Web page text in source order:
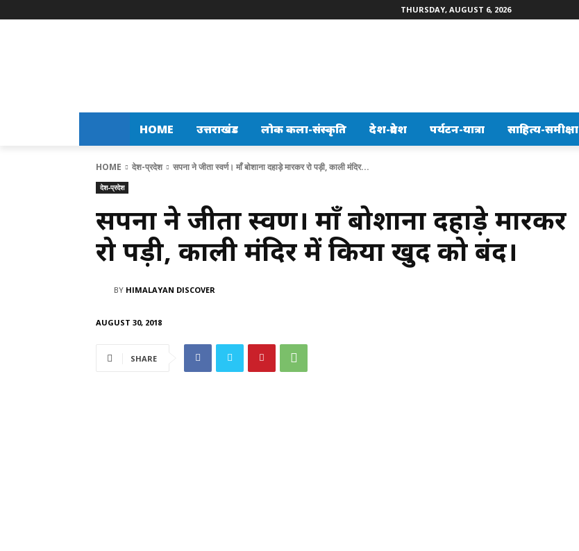
THURSDAY, AUGUST 6, 2026
HOME उत्तराखंड लोक कला-संस्कृति देश-प्रदेश पर्यटन-यात्रा साहित्य-समीक्षा
HOME देश-प्रदेश सपना ने जीता स्वर्ण। माँ बोशाना दहाड़े मारकर रो पड़ी, काली मंदिर...
देश-प्रदेश
सपना ने जीता स्वर्ण। माँ बोशाना दहाड़े मारकर
रो पड़ी, काली मंदिर में किया खुद को बंद।
BY HIMALAYAN DISCOVER
AUGUST 30, 2018
SHARE